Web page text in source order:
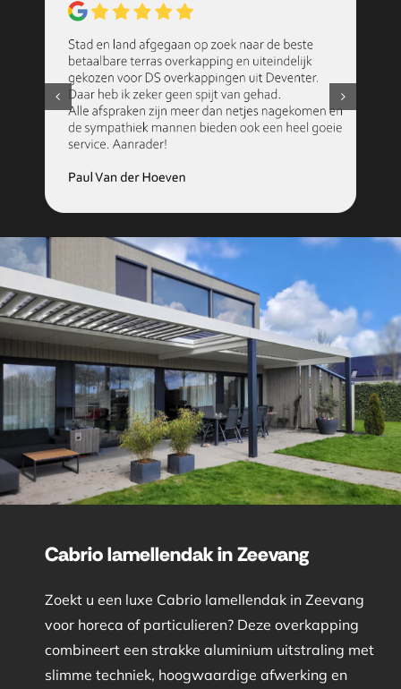
Cabrio lamellendak in Zeevang
Zoekt u een luxe Cabrio lamellendak in Zeevang
voor horeca of particulieren? Deze overkapping
combineert een strakke aluminium uitstraling met
slimme techniek, hoogwaardige afwerking en